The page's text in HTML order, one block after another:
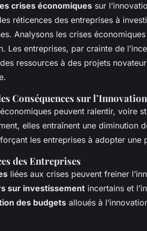
crises économiques sur
réticences des entreprises à
Analysons les crises
Les entreprises, par crainte de
ressources à des projets
Conséquences sur l’Innovation
peuvent ralentir, voire
elles entraînent une diminution
les entreprises à adopter une
des Entreprises
liées aux crises peuvent freiner
sur investissement incertains et
des budgets alloués à